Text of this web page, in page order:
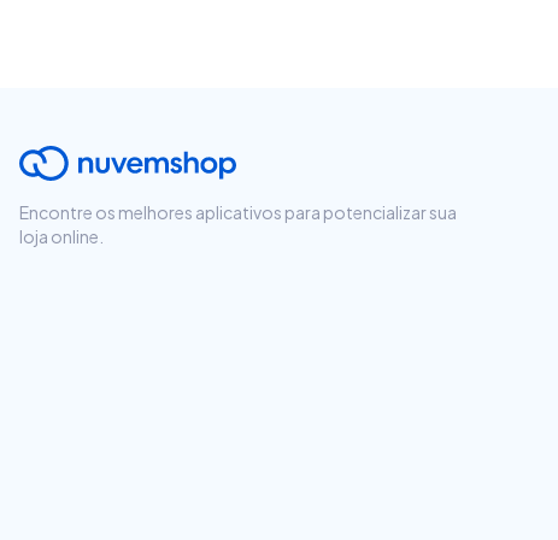
Encontre os melhores aplicativos para potencializar sua
loja online.